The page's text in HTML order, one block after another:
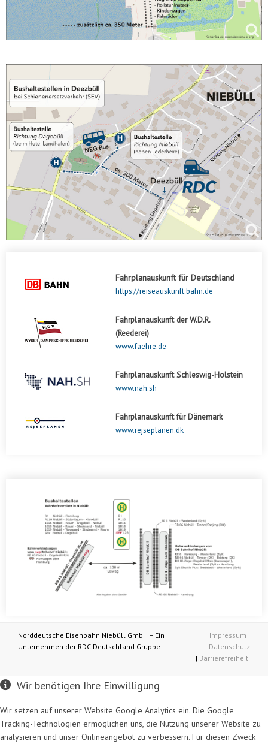
Fahrplanauskunft für Deutschland
https://reiseauskunft.bahn.de
Fahrplanauskunft der W.D.R.
(Reederei)
www.faehre.de
Fahrplanauskunft Schleswig-Holstein
www.nah.sh
Fahrplanauskunft für Dänemark
www.rejseplanen.dk
Norddeutsche Eisenbahn Niebüll GmbH – Ein
Unternehmen der RDC Deutschland Gruppe.
Impressum |
Datenschutz
| Barrierefreiheit
Wir benötigen Ihre Einwilligung
Wir setzen auf unserer Website Google Analytics ein. Die Google
Tracking-Technologien ermöglichen uns, die Nutzung unserer Website zu
analysieren und unser Onlineangebot zu verbessern. Für diesen Zweck